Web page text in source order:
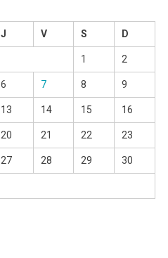
J V S D
1 2
6 7 8 9
13 14 15 16
20 21 22 23
27 28 29 30